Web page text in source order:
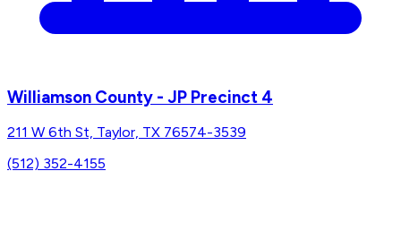
Williamson County - JP Precinct 4
211 W 6th St, Taylor, TX 76574-3539
(512) 352-4155